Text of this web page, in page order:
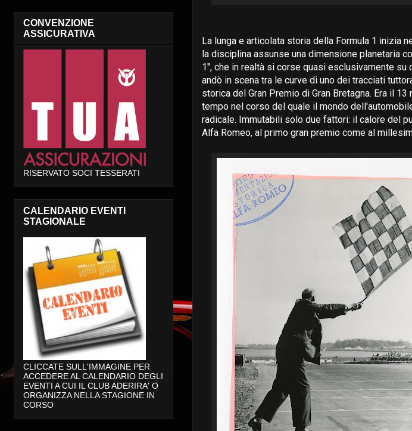
La lunga e articolata storia della Formula 1 inizia
la disciplina assunse una dimensione planetaria
1", che in realtà si corse quasi esclusivamente su
andò in scena tra le curve di uno dei tracciati
storica del Gran Premio di Gran Bretagna. Era il
tempo nel corso del quale il mondo
radicale. Immutabili solo due fattori: il calore del
Alfa Romeo, al primo gran premio come al
CONVENZIONE
ASSICURATIVA
RISERVATO SOCI TESSERATI
CALENDARIO EVENTI
STAGIONALE
CLICCATE SULL'IMMAGINE PER
ACCEDERE AL CALENDARIO DEGLI
EVENTI A CUI IL CLUB ADERIRA' O
ORGANIZZA NELLA STAGIONE IN
CORSO